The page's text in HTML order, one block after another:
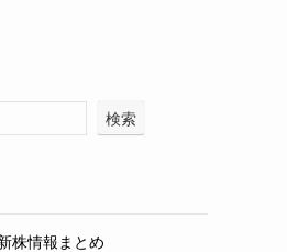
検索
株情報まとめ